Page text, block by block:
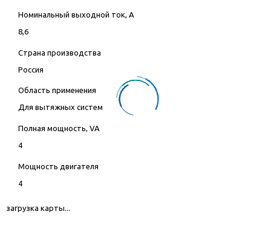
Номинальный выходной ток, А
8,6
Страна производства
Россия
Область применения
Для вытяжных систем
Полная мощность, VA
4
Мощность двигателя
4
загрузка карты...